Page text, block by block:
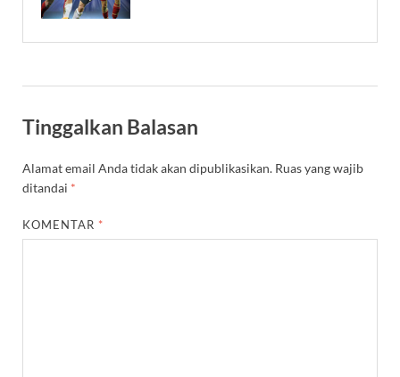
Tinggalkan Balasan
Alamat email Anda tidak akan dipublikasikan. Ruas yang wajib
ditandai *
KOMENTAR *